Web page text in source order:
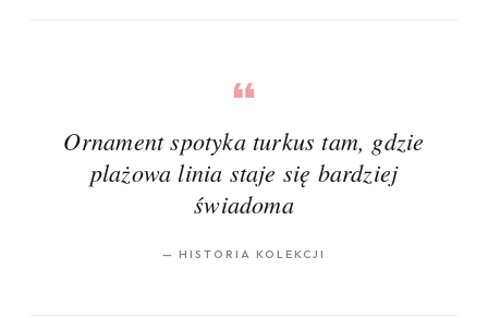
Ornament spotyka turkus tam, gdzie
plażowa linia staje się bardziej
świadoma
— HISTORIA KOLEKCJI